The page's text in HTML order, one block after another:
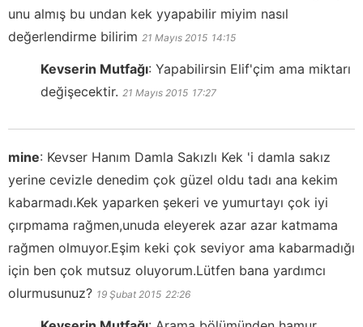
unu almış bu undan kek yyapabilir miyim nasıl
değerlendirme bilirim 21 Mayıs 2015 14:15
Kevserin Mutfağı: Yapabilirsin Elif'çim ama miktarı
değişecektir. 21 Mayıs 2015 17:27
mine: Kevser Hanım Damla Sakızlı Kek 'i damla sakız
yerine cevizle denedim çok güzel oldu tadı ana kekim
kabarmadı.Kek yaparken şekeri ve yumurtayı çok iyi
çırpmama rağmen,unuda eleyerek azar azar katmama
rağmen olmuyor.Eşim keki çok seviyor ama kabarmadığı
için ben çok mutsuz oluyorum.Lütfen bana yardımcı
olurmusunuz? 19 Şubat 2015 22:26